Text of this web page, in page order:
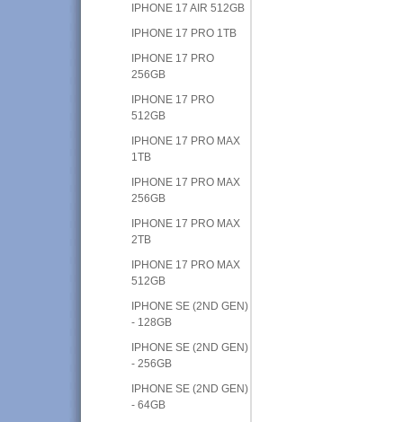
IPHONE 17 AIR 512GB
IPHONE 17 PRO 1TB
IPHONE 17 PRO
256GB
IPHONE 17 PRO
512GB
IPHONE 17 PRO MAX
1TB
IPHONE 17 PRO MAX
256GB
IPHONE 17 PRO MAX
2TB
IPHONE 17 PRO MAX
512GB
IPHONE SE (2ND GEN)
- 128GB
IPHONE SE (2ND GEN)
- 256GB
IPHONE SE (2ND GEN)
- 64GB